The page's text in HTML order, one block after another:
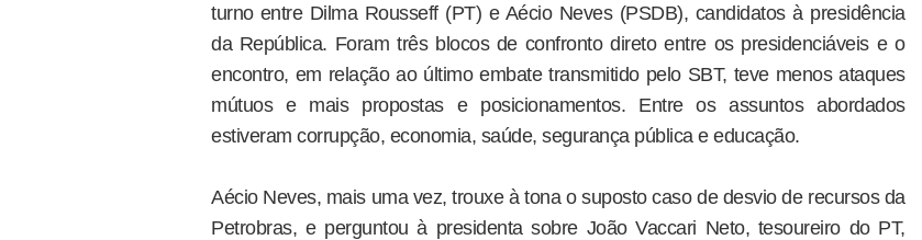
turno entre Dilma Rousseff (PT) e Aécio Neves (PSDB), candidatos à presidência
da República. Foram três blocos de confronto direto entre os presidenciáveis e o
encontro, em relação ao último embate transmitido pelo SBT, teve menos ataques
mútuos e mais propostas e posicionamentos. Entre os assuntos abordados
estiveram corrupção, economia, saúde, segurança pública e educação.
Aécio Neves, mais uma vez, trouxe à tona o suposto caso de desvio de recursos da
Petrobras, e perguntou à presidenta sobre João Vaccari Neto, tesoureiro do PT,